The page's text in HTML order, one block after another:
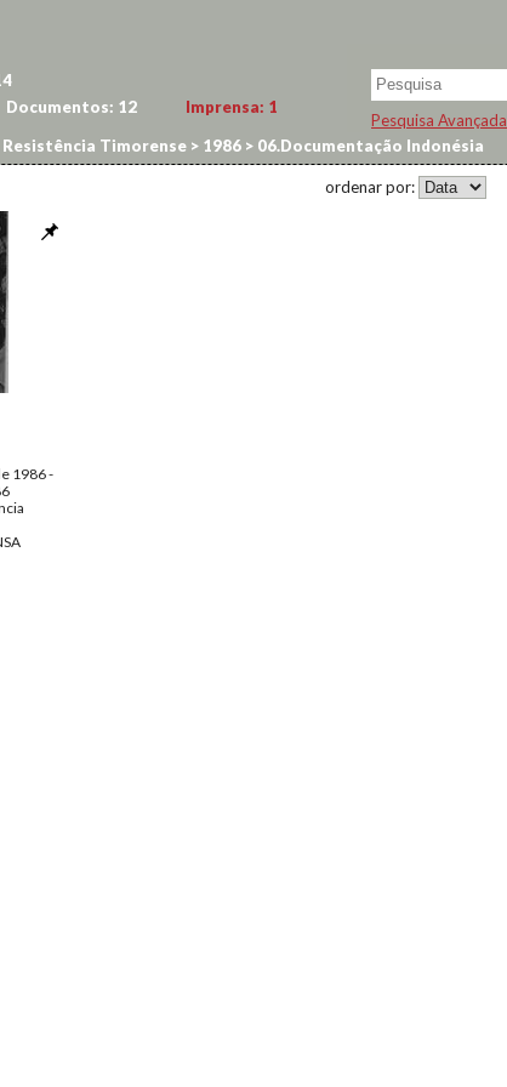
Pesquisa Avançada
Documentos: 12 Imprensa: 1
Timorense > 1986 > 06.Documentação Indonésia
ordenar por:
1986 -